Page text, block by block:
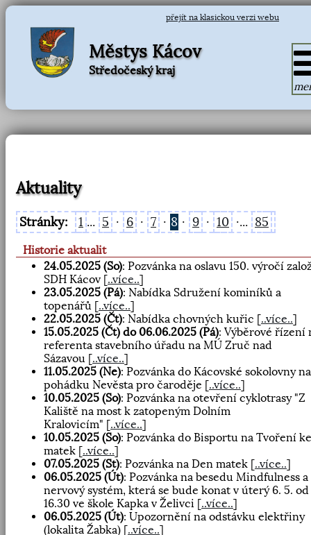
přejít na klasickou verzi webu
Městys Kácov
Středočeský kraj
Aktuality
Stránky: 1 ... 5 · 6 · 7 · 8 · 9 · 10 ·... 85
Historie aktualit
24.05.2025 (So): Pozvánka na oslavu 150. výročí
SDH Kácov [..více..]
23.05.2025 (Pá): Nabídka Sdružení kominíků a
topenářů [..více..]
22.05.2025 (Čt): Nabídka chovných kuřic [..více..]
15.05.2025 (Čt) do 06.06.2025 (Pá): Výběrové řízení
referenta stavebního úřadu na MÚ Zruč nad
Sázavou [..více..]
11.05.2025 (Ne): Pozvánka do Kácovské sokolovny na
pohádku Nevěsta pro čaroděje [..více..]
10.05.2025 (So): Pozvánka na otevření cyklotrasy "Z
Kaliště na most k zatopeným Dolním
Kralovicím" [..více..]
10.05.2025 (So): Pozvánka do Bisportu na Tvoření
matek [..více..]
07.05.2025 (St): Pozvánka na Den matek [..více..]
06.05.2025 (Út): Pozvánka na besedu Mindfulness a
nervový systém, která se bude konat v úterý 6. 5. od
16.30 ve škole Kapka v Želivci [..více..]
06.05.2025 (Út): Upozornění na odstávku elektřiny
(lokalita Žabka) [..více..]